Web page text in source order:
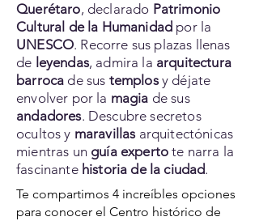
Querétaro, declarado Patrimonio
Cultural de la Humanidad por la
UNESCO. Recorre sus plazas llenas
de leyendas, admira la arquitectura
barroca de sus templosy déjate
envolver por la magia de sus
andadores. Descubresecretos
ocultos y maravillasarquitectónicas
mientras un guía experto te narra la
fascinante historia de la ciudad.
Te compartimos 4 increíbles opciones
para conocer el Centro histórico de